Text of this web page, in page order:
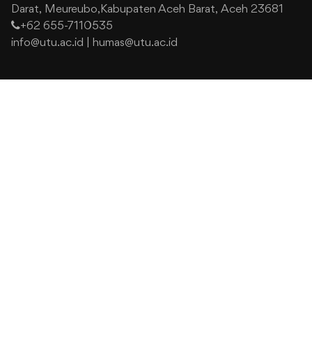
Darat, Meureubo,Kabupaten Aceh Barat, Aceh 23681
+62 655-7110535
info@utu.ac.id
humas@utu.ac.id